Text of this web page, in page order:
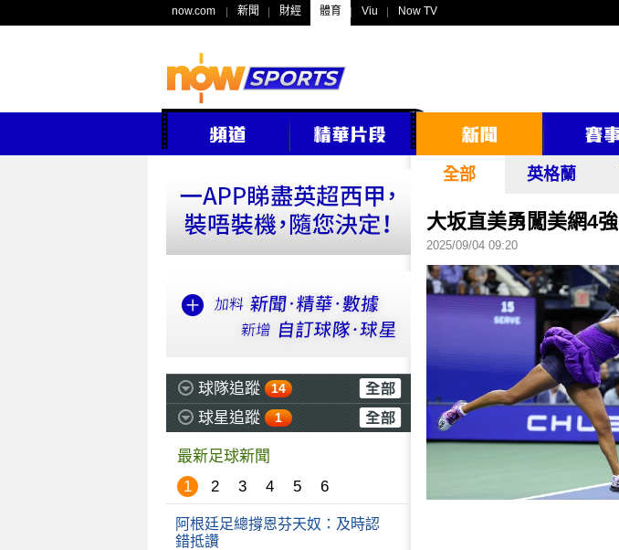
now.com 新聞 財經 體育 Viu Now TV
球隊追蹤 14
球星追蹤 1
最新足球新聞
1
2 3 4 5 6
阿根廷足總撐恩芬天奴：及時認
錯抵讚
全部 英格蘭
大坂直美勇闖美網4強
2025/09/04 09:20